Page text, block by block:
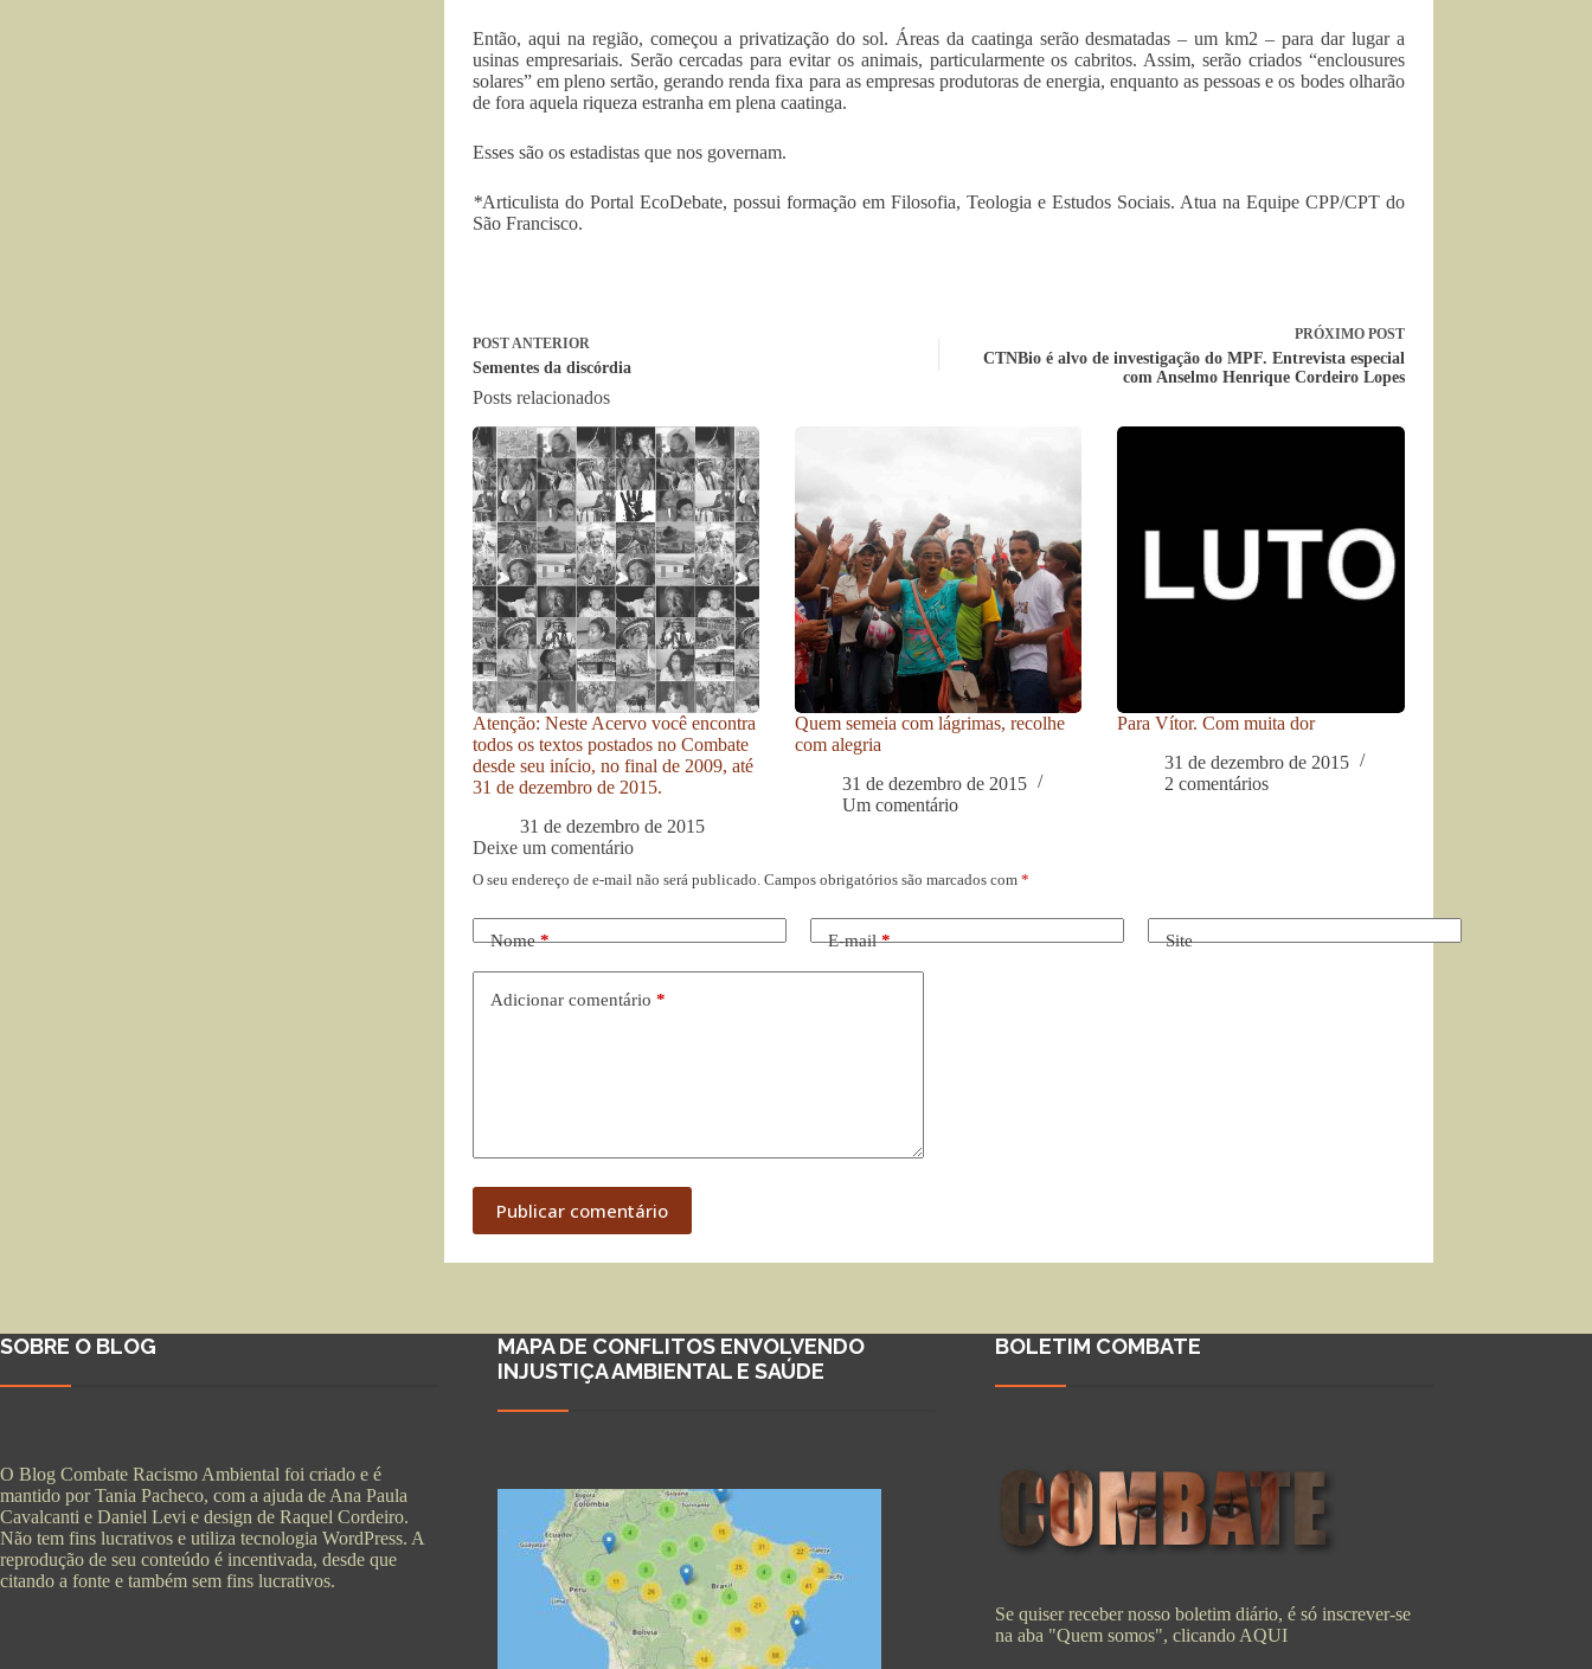
Então, aqui na região, começou a privatização do sol. Áreas da caatinga serão desmatadas – um km2 – para dar lugar a
usinas empresariais. Serão cercadas para evitar os animais, particularmente os cabritos. Assim, serão criados “enclousures
solares” em pleno sertão, gerando renda fixa para as empresas produtoras de energia, enquanto as pessoas e os bodes olharão
de fora aquela riqueza estranha em plena caatinga.
Esses são os estadistas que nos governam.
*Articulista do Portal EcoDebate, possui formação em Filosofia, Teologia e Estudos Sociais. Atua na Equipe CPP/CPT do
São Francisco.
POSTANTERIOR
Sementes da discórdia
PRÓXIMO POST
CTNBio é alvo de investigação do MPF. Entrevista especial
com Anselmo Henrique Cordeiro Lopes
Posts relacionados
Atenção: Neste Acervo você encontra
todos os textos postados no Combate
desde seu início, no final de 2009, até
31 de dezembro de 2015.
31 de dezembro de 2015
Quem semeia com lágrimas, recolhe
com alegria
31 de dezembro de 2015
Um comentário
Para Vítor. Com muita dor
31 de dezembro de 2015
2 comentários
Deixe um comentário
O seu endereço de e-mail não será publicado. Campos obrigatórios são marcados com *
Nome* E-mail* Site
Adicionar comentário *
Publicar comentário
SOBRE O BLOG
O Blog Combate Racismo Ambiental foi criado e é
mantido por Tania Pacheco, com a ajuda de Ana Paula
Cavalcanti e Daniel Levi e design de Raquel Cordeiro.
Não tem fins lucrativos e utiliza tecnologia WordPress. A
reprodução de seu conteúdo é incentivada, desde que
citando a fonte e também sem fins lucrativos.
MAPA DE CONFLITOS ENVOLVENDO
INJUSTIÇA AMBIENTAL E SAÚDE
BOLETIM COMBATE
Se quiser receber nosso boletim diário, é só inscrever-se
na aba "Quem somos", clicando AQUI